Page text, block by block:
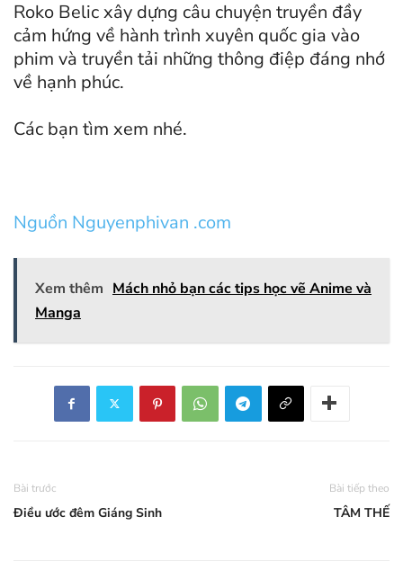
Roko Belic xây dựng câu chuyện truyền đầy
cảm hứng về hành trình xuyên quốc gia vào
phim và truyền tải những thông điệp đáng nhớ
về hạnh phúc.
Các bạn tìm xem nhé.
Nguồn Nguyenphivan .com
Xem thêm Mách nhỏ bạn các tips học vẽ Anime và
Manga
Bài trước
Điều ước đêm Giáng Sinh
Bài tiếp theo
TÂM THẾ